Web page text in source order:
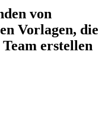
von
Vorlagen, die
erstellen